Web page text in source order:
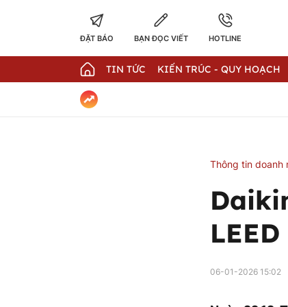
ĐẶT BÁO BẠN ĐỌC VIẾT HOTLINE
TIN TỨC KIẾN TRÚC - QUY HOẠCH
Thông tin doanh
06-01-2026 15:02